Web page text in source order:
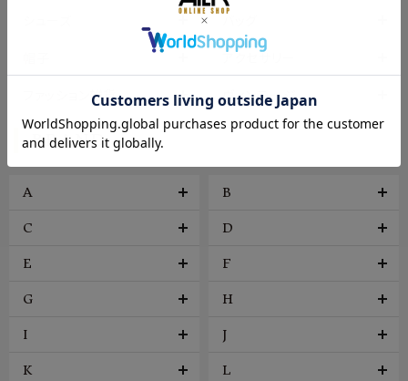
アクセサリー
ファッション雑貨 ヴィンテージ
BRAND
A B
C D
E F
G H
I J
K L